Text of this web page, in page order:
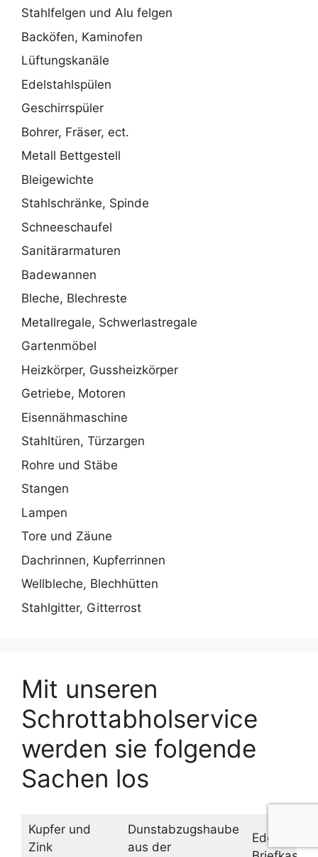
Stahlfelgen und Alu felgen
Backöfen, Kaminofen
Lüftungskanäle
Edelstahlspülen
Geschirrspüler
Bohrer, Fräser, ect.
Metall Bettgestell
Bleigewichte
Stahlschränke, Spinde
Schneeschaufel
Sanitärarmaturen
Badewannen
Bleche, Blechreste
Metallregale, Schwerlastregale
Gartenmöbel
Heizkörper, Gussheizkörper
Getriebe, Motoren
Eisennähmaschine
Stahltüren, Türzargen
Rohre und Stäbe
Stangen
Lampen
Tore und Zäune
Dachrinnen, Kupferrinnen
Wellbleche, Blechhütten
Stahlgitter, Gitterrost
Mit unseren
Schrottabholservice
werden sie folgende
Sachen los
Kupfer und
Zink
Dunstabzugshaube
aus der
Edelstahl